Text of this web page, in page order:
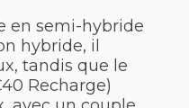
en semi-hybride
hybride, il
tandis que le
Recharge)